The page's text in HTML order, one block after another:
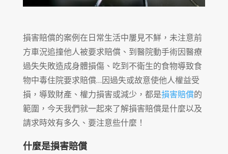
損害賠償的案例在日常生活中屢見不鮮，未注意前
方車況追撞他人被要求賠償、到醫院動手術因醫療
過失失敗造成身體損傷、吃到不衛生的食物導致食
物中毒住院要求賠償…因過失或故意使他人權益受
損，導致財產、權力損害或減少，都是損害賠償的
範圍，今天我們就一起來了解損害賠償是什麼以及
請求時效有多久、要注意些什麼！
什麼是損害賠償